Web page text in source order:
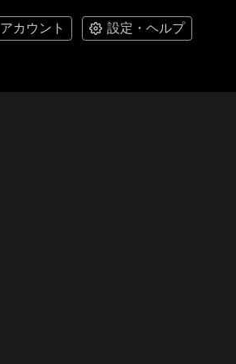
アカウント 設定・ヘルプ